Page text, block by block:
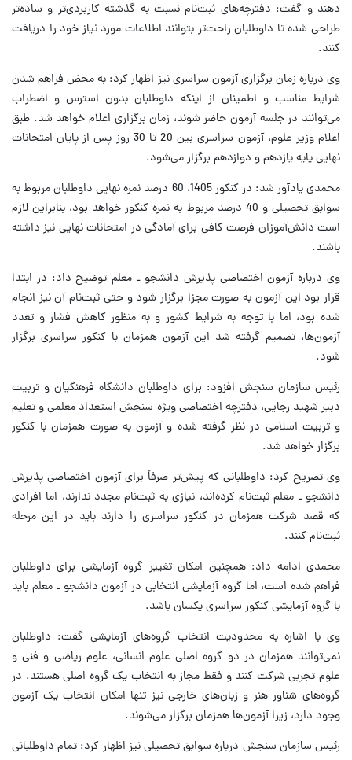
دهند و گفت: دفترچه‌های ثبت‌نام نسبت به گذشته کاربردی‌تر و ساده‌تر
طراحی شده تا داوطلبان راحت‌تر بتوانند اطلاعات مورد نیاز خود را دریافت
کنند.
وی درباره زمان برگزاری آزمون سراسری نیز اظهار کرد: به محض فراهم شدن
شرایط مناسب و اطمینان از اینکه داوطلبان بدون استرس و اضطراب
می‌توانند در جلسه آزمون حاضر شوند، زمان برگزاری اعلام خواهد شد. طبق
اعلام وزیر علوم، آزمون سراسری بین 20 تا 30 روز پس از پایان امتحانات
نهایی پایه یازدهم و دوازدهم برگزار می‌شود.
محمدی یادآور شد: در کنکور 1405، 60 درصد نمره نهایی داوطلبان مربوط به
سوابق تحصیلی و 40 درصد مربوط به نمره کنکور خواهد بود، بنابراین لازم
است دانش‌آموزان فرصت کافی برای آمادگی در امتحانات نهایی نیز داشته
باشند.
وی درباره آزمون اختصاصی پذیرش دانشجو ـ معلم توضیح داد: در ابتدا
قرار بود این آزمون به صورت مجزا برگزار شود و حتی ثبت‌نام آن نیز انجام
شده بود، اما با توجه به شرایط کشور و به منظور کاهش فشار و تعدد
آزمون‌ها، تصمیم گرفته شد این آزمون همزمان با کنکور سراسری برگزار
شود.
رئیس سازمان سنجش افزود: برای داوطلبان دانشگاه فرهنگیان و تربیت
دبیر شهید رجایی، دفترچه اختصاصی ویژه سنجش استعداد معلمی و تعلیم
و تربیت اسلامی در نظر گرفته شده و آزمون به صورت همزمان با کنکور
برگزار خواهد شد.
وی تصریح کرد: داوطلبانی که پیش‌تر صرفاً برای آزمون اختصاصی پذیرش
دانشجو ـ معلم ثبت‌نام کرده‌اند، نیازی به ثبت‌نام مجدد ندارند، اما افرادی
که قصد شرکت همزمان در کنکور سراسری را دارند باید در این مرحله
ثبت‌نام کنند.
محمدی ادامه داد: همچنین امکان تغییر گروه آزمایشی برای داوطلبان
فراهم شده است، اما گروه آزمایشی انتخابی در آزمون دانشجو ـ معلم باید
با گروه آزمایشی کنکور سراسری یکسان باشد.
وی با اشاره به محدودیت انتخاب گروه‌های آزمایشی گفت: داوطلبان
نمی‌توانند همزمان در دو گروه اصلی علوم انسانی، علوم ریاضی و فنی و
علوم تجربی شرکت کنند و فقط مجاز به انتخاب یک گروه اصلی هستند. در
گروه‌های شناور هنر و زبان‌های خارجی نیز تنها امکان انتخاب یک آزمون
وجود دارد، زیرا آزمون‌ها همزمان برگزار می‌شوند.
رئیس سازمان سنجش درباره سوابق تحصیلی نیز اظهار کرد: تمام داوطلبانی